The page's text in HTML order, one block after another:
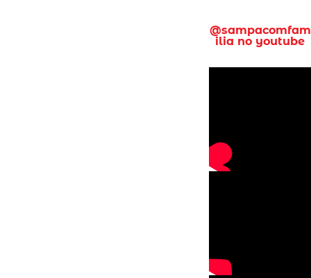
@sampacomfam
ilia no youtube